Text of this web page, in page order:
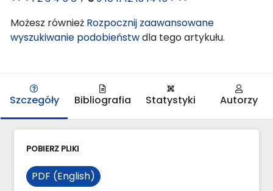
Możesz również Rozpocznij zaawansowane
wyszukiwanie podobieństwdla tego artykułu.
Szczegóły Bibliografia Statystyki Autorzy
POBIERZ PLIKI
PDF (English)